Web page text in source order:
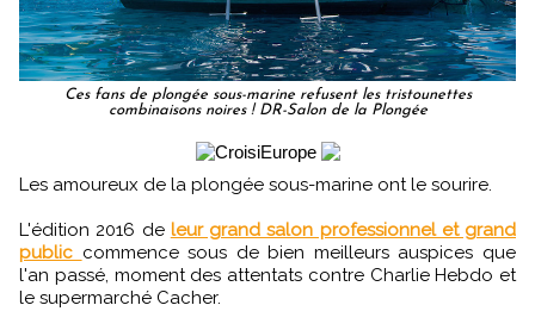
Ces fans de plongée sous-marine refusent les tristounettes
combinaisons noires ! DR-Salon de la Plongée
Les amoureux de la plongée sous-marine ont le sourire.
L'édition 2016 de leur grand salon professionnel et grand
public commence sous de bien meilleurs auspices que
l'an passé, moment des attentats contre Charlie Hebdo et
le supermarché Cacher.